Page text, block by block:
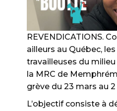
REVENDICATIONS.
ailleurs au Québec,
travailleuses du
la MRC de
grève du 23 mars au 2
L’objectif consiste à